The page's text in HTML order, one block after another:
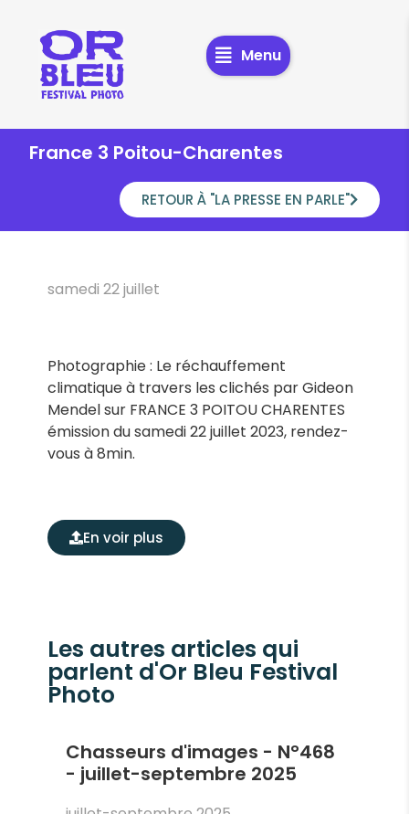
Menu
France 3 Poitou-Charentes
RETOUR À "LA PRESSE EN PARLE"
samedi 22 juillet
Photographie : Le réchauffement
climatique à travers les clichés par Gideon
Mendel sur FRANCE 3 POITOU CHARENTES
émission du samedi 22 juillet 2023, rendez-
vous à 8min.
En voir plus
Les autres articles qui
parlent d'Or Bleu Festival
Photo
Chasseurs d'images - N°468
- juillet-septembre 2025